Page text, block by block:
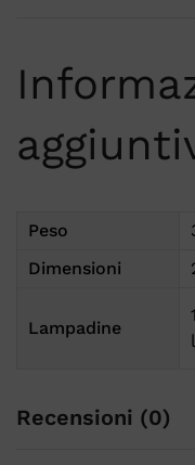
Peso
Dimensioni
Lampadine
Recensioni (0)